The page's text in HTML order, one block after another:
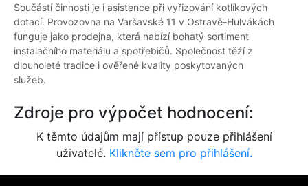
Součástí činnosti je i asistence při vyřizování kotlíkových
dotací. Provozovna na Varšavské 11 v Ostravě-Hulvákách
funguje jako prodejna, která nabízí bohatý sortiment
instalačního materiálu a spotřebičů. Společnost těží z
dlouholeté tradice i ověřené kvality poskytovaných
služeb.
Zdroje pro výpočet hodnocení:
K těmto údajům mají přístup pouze přihlášení
uživatelé. Klikněte sem pro přihlášení.